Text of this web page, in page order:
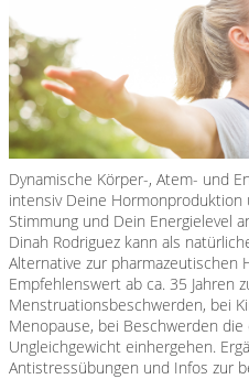
Dynamische Körper-, Atem- und
intensiv Deine
Stimmung und Dein Energielevel
Dinah Rodriguez kann als
Alternative zur pharmazeutischen
Empfehlenswert ab ca. 35 Jahren
Menstruationsbeschwerden, bei
Menopause, bei Beschwerden
Ungleichgewicht einhergehen.
Antistressübungen und Infos zur